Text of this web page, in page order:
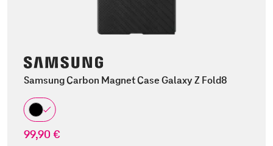
Samsung Carbon Magnet Case Galaxy Z Fold8
99,90 €